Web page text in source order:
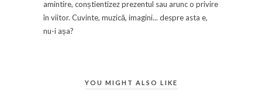
amintire, conștientizez prezentul sau arunc o privire
în viitor. Cuvinte, muzică, imagini... despre asta e,
nu-i așa?
YOU MIGHT ALSO LIKE